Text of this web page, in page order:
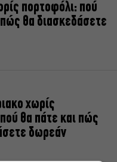
πορτοφόλι: πού
θα διασκεδάσετε
χωρίς
θα πάτε και πώς
δωρεάν